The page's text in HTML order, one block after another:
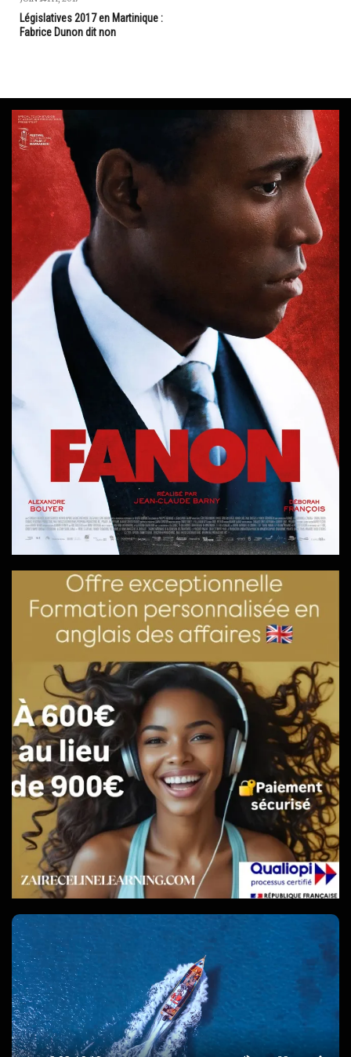
Législatives 2017 en Martinique :
Fabrice Dunon dit non